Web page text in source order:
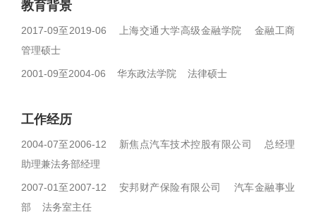
教育背景
2017-09至2019-06 上海交通大学高级金融学院 金融工商
管理硕士
2001-09至2004-06 华东政法学院 法律硕士
工作经历
2004-07至2006-12 新焦点汽车技术控股有限公司 总经理
助理兼法务部经理
2007-01至2007-12 安邦财产保险有限公司 汽车金融事业
部 法务室主任